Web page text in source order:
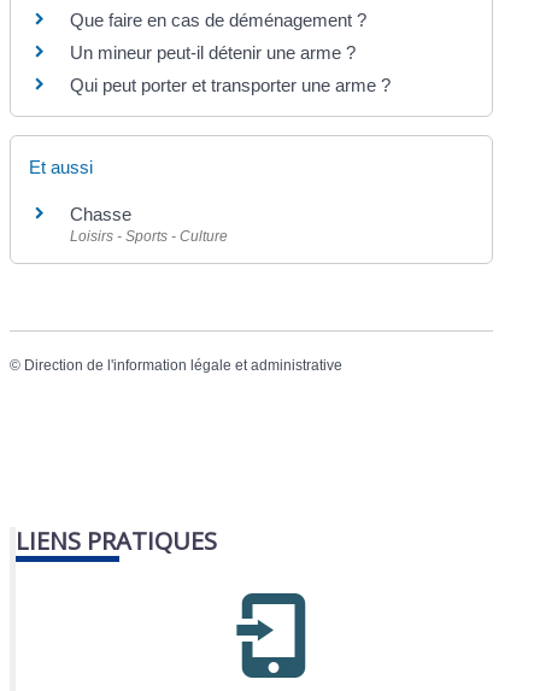
Que faire en cas de déménagement ?
Un mineur peut-il détenir une arme ?
Qui peut porter et transporter une arme ?
Et aussi
Chasse
Loisirs - Sports - Culture
© Direction de l'information légale et administrative
LIENS PRATIQUES